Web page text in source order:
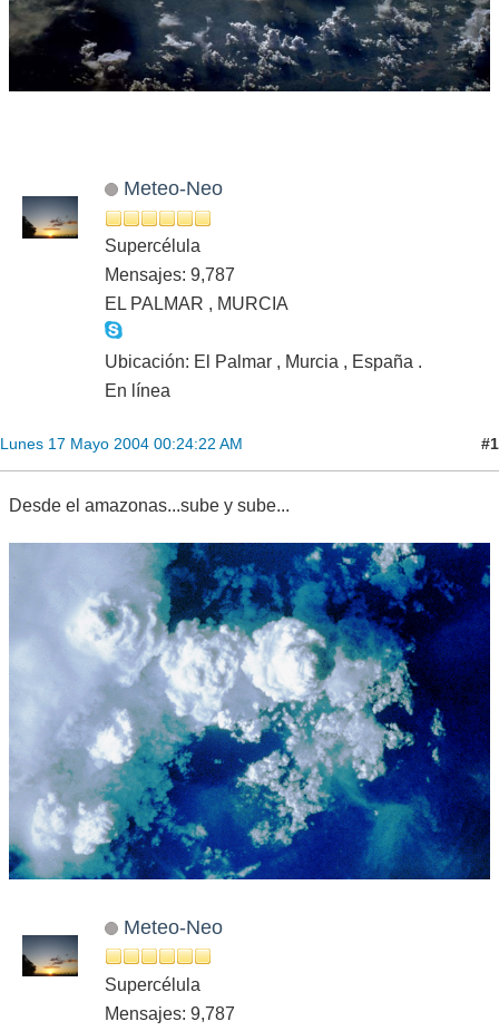
Meteo-Neo
Supercélula
Mensajes: 9,787
EL PALMAR , MURCIA
Ubicación: El Palmar , Murcia , España .
En línea
Lunes 17 Mayo 2004 00:24:22 AM #1
Desde el amazonas...sube y sube...
Meteo-Neo
Supercélula
Mensajes: 9,787